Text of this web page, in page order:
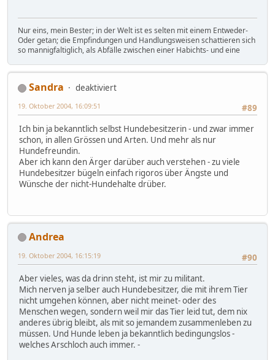
Nur eins, mein Bester; in der Welt ist es selten mit einem Entweder-
Oder getan; die Empfindungen und Handlungsweisen schattieren sich
so mannigfaltiglich, als Abfälle zwischen einer Habichts- und eine
Sandra
deaktiviert
#89
19. Oktober 2004, 16:09:51
Ich bin ja bekanntlich selbst Hundebesitzerin - und zwar immer
schon, in allen Grössen und Arten. Und mehr als nur
Hundefreundin.
Aber ich kann den Ärger darüber auch verstehen - zu viele
Hundebesitzer bügeln einfach rigoros über Ängste und
Wünsche der nicht-Hundehalte drüber.
Andrea
#90
19. Oktober 2004, 16:15:19
Aber vieles, was da drinn steht, ist mir zu militant.
Mich nerven ja selber auch Hundebesitzer, die mit ihrem Tier
nicht umgehen können, aber nicht meinet- oder des
Menschen wegen, sondern weil mir das Tier leid tut, dem nix
anderes übrig bleibt, als mit so jemandem zusammenleben zu
müssen. Und Hunde leben ja bekanntlich bedingungslos -
welches Arschloch auch immer. -